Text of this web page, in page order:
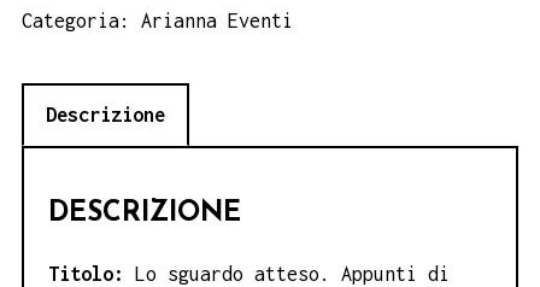
atteso,
Italia
quantità
Categoria: Arianna Eventi
Descrizione
DESCRIZIONE
Titolo: Lo sguardo atteso. Appunti di